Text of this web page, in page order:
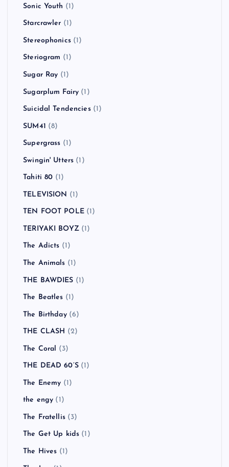
Sonic Youth (1)
Starcrawler (1)
Stereophonics(1)
Steriogram (1)
Sugar Ray (1)
Sugarplum Fairy (1)
Suicidal Tendencies(1)
SUM41 (8)
Supergrass (1)
Swingin' Utters (1)
Tahiti 80 (1)
TELEVISION (1)
TEN FOOT POLE(1)
TERIYAKI BOYZ(1)
The Adicts (1)
The Animals (1)
THE BAWDIES (1)
The Beatles (1)
The Birthday(6)
THE CLASH (2)
The Coral (3)
THE DEAD 60’S(1)
The Enemy (1)
the engy (1)
The Fratellis(3)
The Get Up kids (1)
The Hives (1)